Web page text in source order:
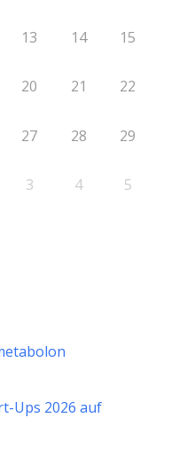
13 14 15
20 21 22
27 28 29
3 4 5
Ups 2026 auf